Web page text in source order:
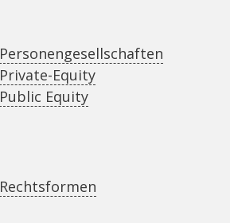
Personengesellschaften
Private-Equity
Public Equity
Rechtsformen